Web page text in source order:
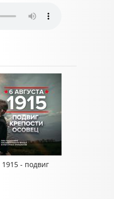
1915 - подвиг